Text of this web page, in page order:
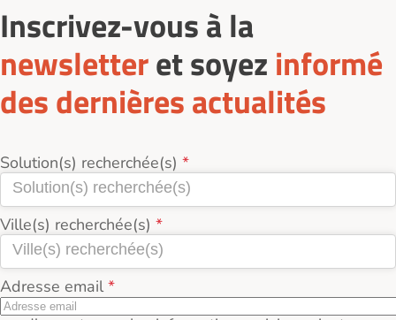
Inscrivez-vous à la
newsletteret soyez informé
des dernières actualités
Solution(s) recherchée(s)
Ville(s) recherchée(s)
Adresse email